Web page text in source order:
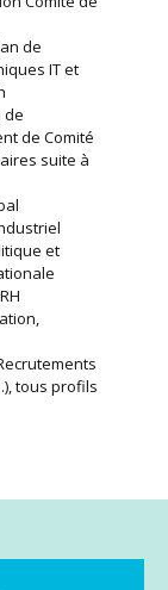
de
IT et
de
de Comité
suite à
et
tous profils